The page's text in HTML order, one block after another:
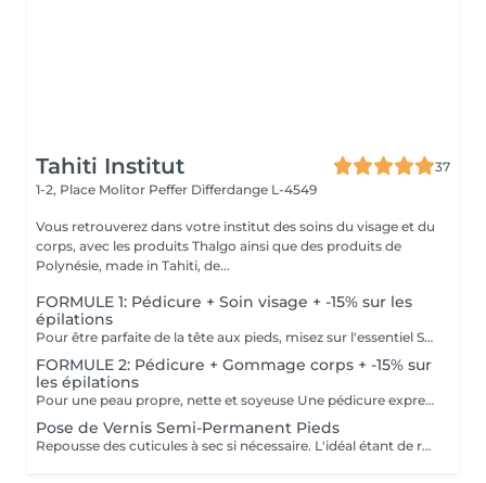
Tahiti Institut
37
1-2, Place Molitor Peffer Differdange L-4549
Vous retrouverez dans votre institut des soins du visage et du
corps, avec les produits Thalgo ainsi que des produits de
Polynésie, made in Tahiti, de...
FORMULE 1: Pédicure + Soin visage + -15% sur les
épilations
Pour être parfaite de la tête aux pieds, misez sur l'essentiel Soin du visage Bora Bora ( gommage et massage à l'huile de coco) Une pédicure express au choix rape ou trempage + Coupe et limage des ongles -15 % Sur toutes vos épilations ( à rajouter à votre RDV) Pour plus de précision, n'hésitez pas whatsapp, SMS ou appel au 661 555 858
FORMULE 2: Pédicure + Gommage corps + -15% sur
les épilations
Pour une peau propre, nette et soyeuse Une pédicure express au choix rape ou trempage + Coupe et limage des ongles Un gommage du corps (Monoï ou coco) parfait pour préparer la peau au bronzage -15 % Sur toutes vos épilations ( à rajouter à votre RDV) Pour plus de précision, n'hésitez pas whatsapp, SMS ou appel au 661 555 858
Pose de Vernis Semi-Permanent Pieds
Repousse des cuticules à sec si nécessaire. L'idéal étant de réaliser une pédicure au préalable. Pose sur vos ongles naturels, sans technique de rallongement. Si vous portez actuellement du gel, de la résine, un renfort/gainage, n'oubliez pas de sélectionner la dépose.